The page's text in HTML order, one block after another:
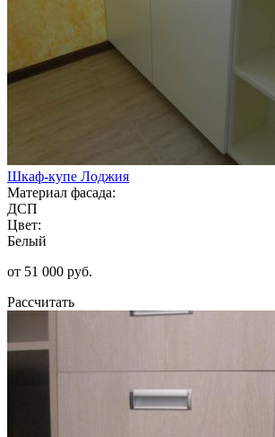
Шкаф-купе Лоджия
Материал фасада:
ДСП
Цвет:
Белый
от 51 000 руб.
Рассчитать